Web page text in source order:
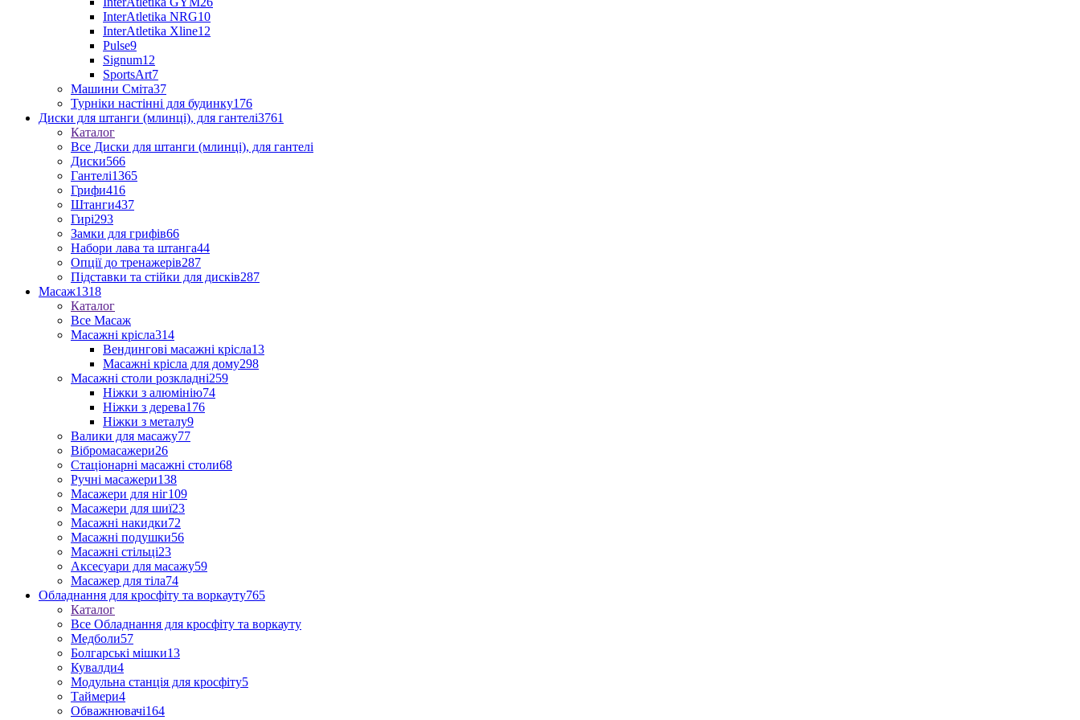
InterAtletika NRG10
InterAtletika Xline12
Pulse9
Signum12
SportsArt7
Машини Сміта37
Турніки настінні для будинку176
Диски для штанги (млинці), для гантелі3761
Каталог
Все Диски для штанги (млинці), для гантелі
Диски566
Гантелі1365
Грифи416
Штанги437
Гирі293
Замки для грифів66
Набори лава та штанга44
Опції до тренажерів287
Підставки та стійки для дисків287
Масаж1318
Каталог
Все Масаж
Масажні крісла314
Вендингові масажні крісла13
Масажні крісла для дому298
Масажні столи розкладні259
Ніжки з алюмінію74
Ніжки з дерева176
Ніжки з металу9
Валики для масажу77
Вібромасажери26
Стаціонарні масажні столи68
Ручні масажери138
Масажери для ніг109
Масажери для шиї23
Масажні накидки72
Масажні подушки56
Масажні стільці23
Аксесуари для масажу59
Масажер для тіла74
Обладнання для кросфіту та воркауту765
Каталог
Все Обладнання для кросфіту та воркауту
Медболи57
Болгарські мішки13
Кувалди4
Модульна станція для кросфіту5
Таймери4
Обважнювачі164